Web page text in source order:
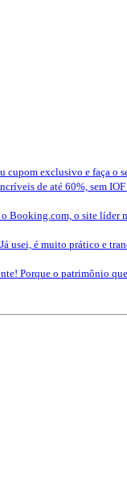
cupom exclusivo e faça o
de até 60%, sem
Booking.com, o site
usei, é muito prático e
Porque o patrimônio